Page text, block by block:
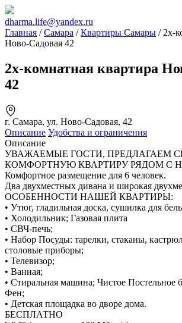
dharma.life@yandex.ru
Главная /Самара /Квартиры Самары / 2х-
Ново-Садовая 42
2х-комнатная квартира
42
г. Самара, ул. Ново-Садовая, 42
Описание Удобства и ограничения
Описание
УВАЖАЕМЫЕ ГОСТИ, ПРЕДЛАГАЕМ
КОМФОРТНУЮ КВАРТИРУ РЯДОМ С
Комфортное размещение для 6 человек.
Два двухместных дивана и широкая
ОСОБЕННОСТИ НАШЕЙ КВАРТИРЫ:
• Утюг, гладильная доска, сушилка для
• Холодильник; Газовая плита
• СВЧ-печь;
• Набор Посуды: тарелки, стаканы,
столовые приборы;
• Телевизор;
• Ванная;
• Стиральная машина; Чистое Постельное
Фен;
• Детская площадка во дворе дома.
БЕСПЛАТНО